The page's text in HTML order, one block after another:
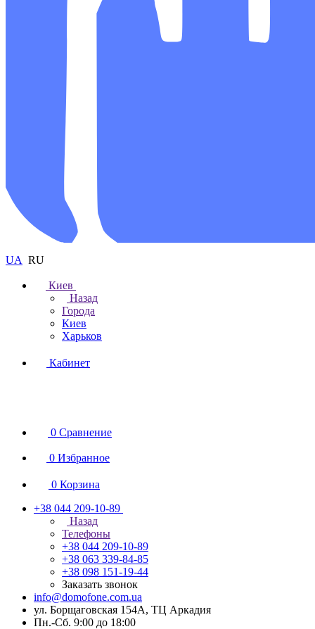
UA RU
Киев
Назад
Города
Киев
Харьков
Кабинет
0 Сравнение
0 Избранное
0 Корзина
+38 044 209-10-89
Назад
Телефоны
+38 044 209-10-89
+38 063 339-84-85
+38 098 151-19-44
Заказать звонок
info@domofone.com.ua
ул. Борщаговская 154А, ТЦ Аркадия
Пн.-Сб. 9:00 до 18:00